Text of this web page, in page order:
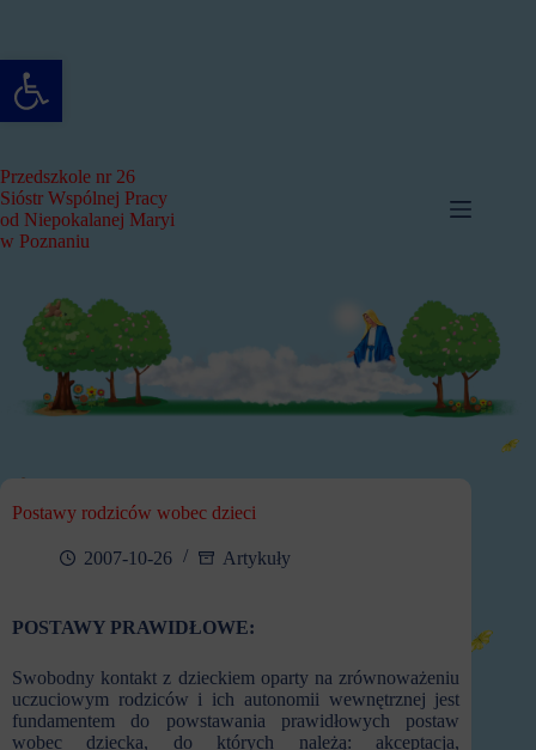
Otwórz pasek narzędzi
Przedszkole nr 26
Sióstr Wspólnej Pracy
od Niepokalanej Maryi
w Poznaniu
Postawy rodziców wobec dzieci
2007-10-26 Artykuły
POSTAWY PRAWIDŁOWE:
Swobodny kontakt z dzieckiem oparty na zrównoważeniu
uczuciowym rodziców i ich autonomii wewnętrznej jest
fundamentem do powstawania prawidłowych postaw
wobec dziecka, do których należą: akceptacja,